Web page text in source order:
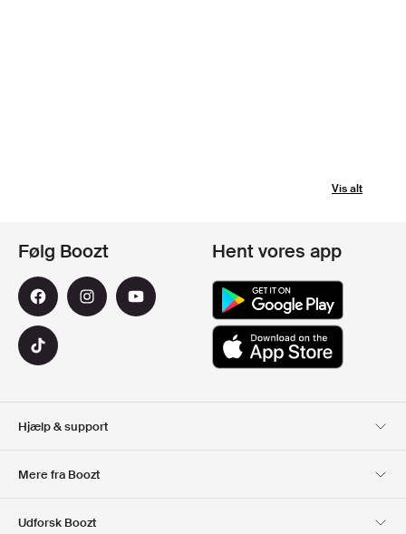
Vis alt
Hjælp & support
Mere fra Boozt
Udforsk Boozt
Følg Boozt Hent vores app